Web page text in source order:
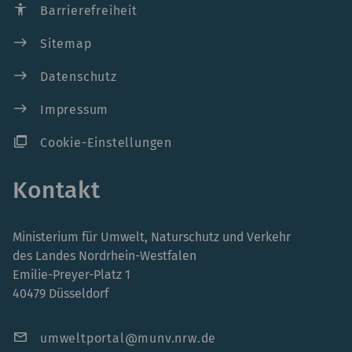
accessibility Barrierefreiheit
east Sitemap
east Datenschutz
east Impressum
ad_group Cookie-Einstellungen
Kontakt
Ministerium für Umwelt, Naturschutz und Verkehr
des Landes Nordrhein-Westfalen
Emilie-Preyer-Platz 1
40479 Düsseldorf
mail umweltportal@munv.nrw.de